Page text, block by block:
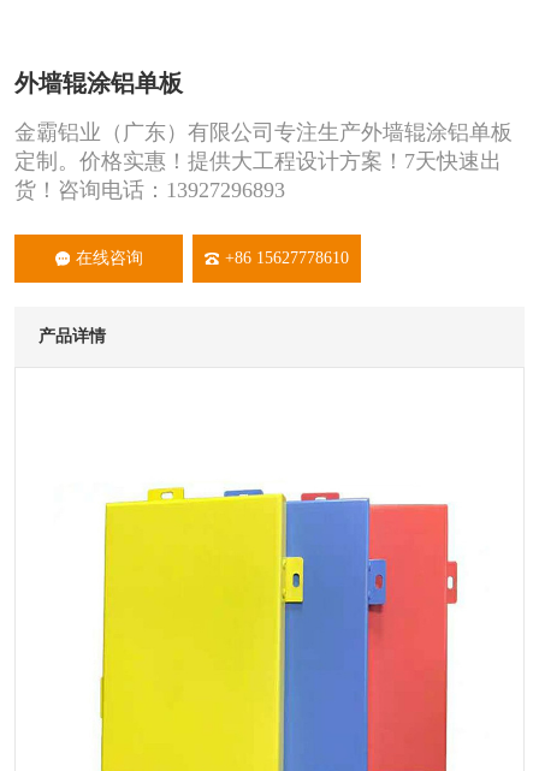
外墙辊涂铝单板
金霸铝业（广东）有限公司专注生产外墙辊涂铝单板
定制。价格实惠！提供大工程设计方案！7天快速出
货！咨询电话：13927296893
在线咨询 +86 15627778610
产品详情